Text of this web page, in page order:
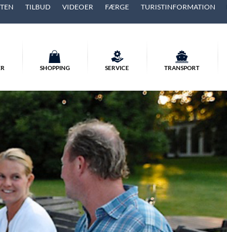
TILBUD VIDEOER FÆRGE TURISTINFORMATION
SHOPPING SERVICE TRANSPORT